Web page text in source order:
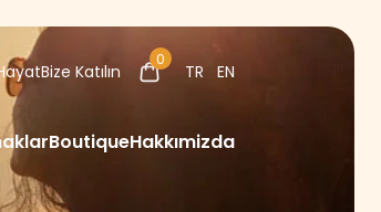
Bize Katılın
0
TR EN
BoutiqueHakkımizda